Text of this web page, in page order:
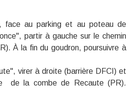
face au parking et au poteau de
partir à gauche sur le chemin
À la fin du goudron, poursuivre à
virer à droite (barrière DFCI) et
de la combe de Recaute (PR).